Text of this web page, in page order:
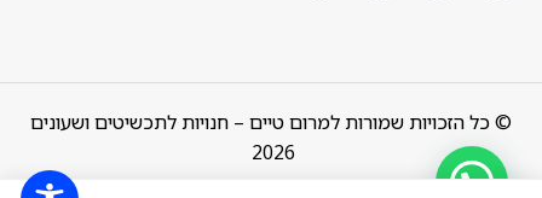
© כל הזכויות שמורות למרום טיים – חנויות לתכשיטים ושעונים
2026